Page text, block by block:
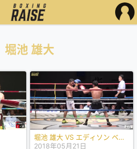
池 雄大
堀池 雄大 VS エディソン ベルウェラ
2018年05月21日